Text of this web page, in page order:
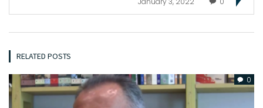
RELATED POSTS
0